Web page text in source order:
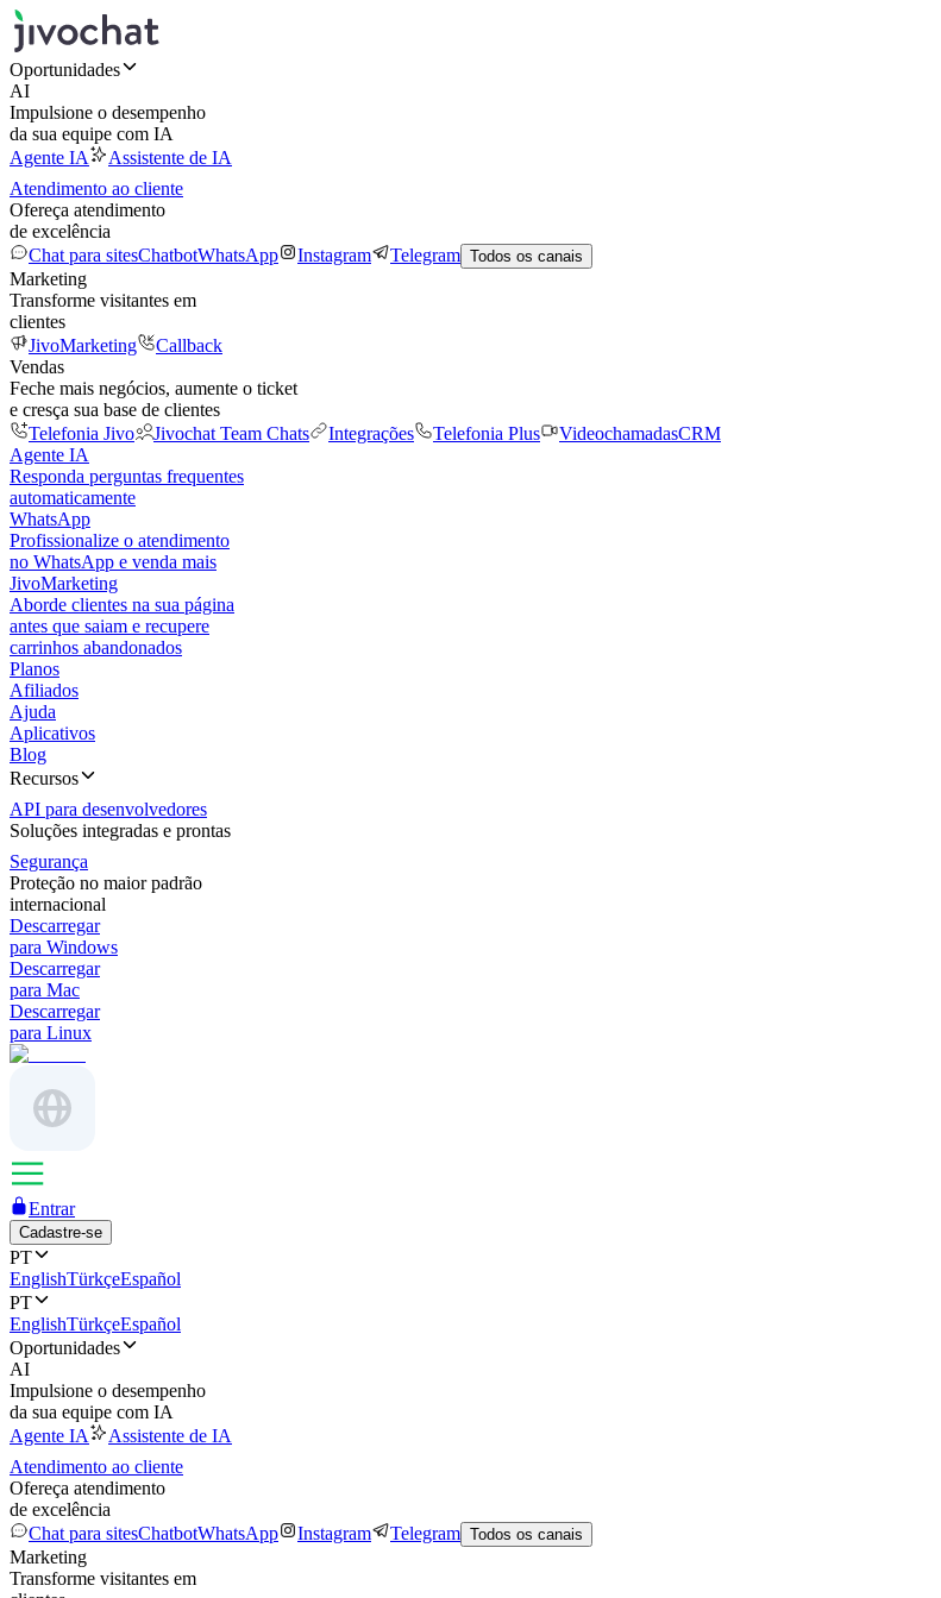
Oportunidades
AI
Impulsione o desempenho
da sua equipe com IA
Agente IA
Assistente de IA
Atendimento ao cliente
Ofereça atendimento
de excelência
Chat para sitesChatbotWhatsApp Instagram Telegram Todos os canais
Marketing
Transforme visitantes em
clientes
JivoMarketing
Callback
Vendas
Feche mais negócios, aumente o ticket
e cresça sua base de clientes
Telefonia Jivo
Jivochat Team Chats Integrações Telefonia Plus VideochamadasCRM
Agente IA
Responda perguntas frequentes
automaticamente
WhatsApp
Profissionalize o atendimento
no WhatsApp e venda mais
JivoMarketing
Aborde clientes na sua página
antes que saiam e recupere
carrinhos abandonados
Planos
Afiliados
Ajuda
Aplicativos
Blog
Recursos
API para desenvolvedores
Soluções integradas e prontas
Segurança
Proteção no maior padrão
internacional
Descarregar
para Windows
Descarregar
para Mac
Descarregar
para Linux
Entrar
Cadastre-se
PT
EnglishTürkçeEspañol
PT
EnglishTürkçeEspañol
Oportunidades
AI
Impulsione o desempenho
da sua equipe com IA
Agente IA
Assistente de IA
Atendimento ao cliente
Ofereça atendimento
de excelência
Chat para sitesChatbotWhatsApp Instagram Telegram Todos os canais
Marketing
Transforme visitantes em